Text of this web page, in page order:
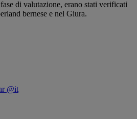
di valutazione, erano stati verificati
bernese e nel Giura.
@it